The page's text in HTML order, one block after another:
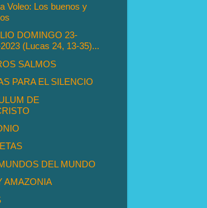
Voleo: Los buenos y
DOMINGO 23-
(Lucas 24, 13-35)...
SALMOS
PARA EL SILENCIO
DE
DEL MUNDO
AMAZONIA